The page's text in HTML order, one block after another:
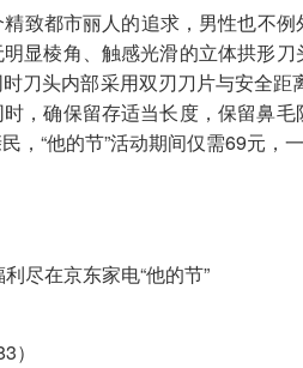
致都市丽人的追求，男性也不
显棱角、触感光滑的立体拱形
刀头内部采用双刃刀片与安全距
，确保留存适当长度，保留鼻毛
，“他的节”活动期间仅需69元，
）